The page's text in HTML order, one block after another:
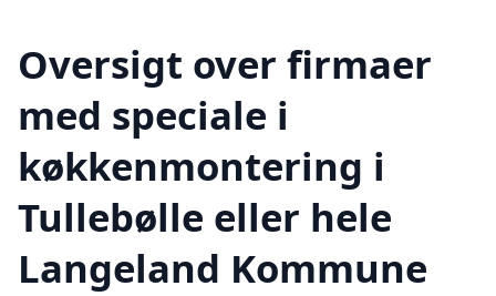
Oversigt over firmaer
med speciale i
køkkenmontering i
Tullebølle eller hele
Langeland Kommune